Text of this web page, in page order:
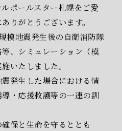
ポールスター札幌をご愛
りがとうございます。
模地震発生後の自衛消防隊
、シミュレーション（模
いたしました。
発生した場合における情
・応援救護等の一連の訓
保と生命を守るととも